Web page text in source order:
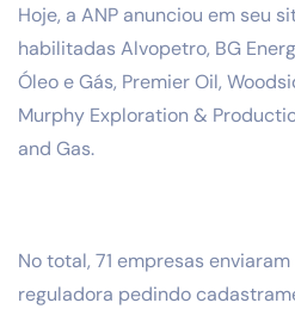
Hoje, a ANP anunciou em seu
habilitadas Alvopetro, BG
Óleo e Gás, Premier Oil,
Murphy Exploration &
and Gas.
No total, 71 empresas
reguladora pedindo